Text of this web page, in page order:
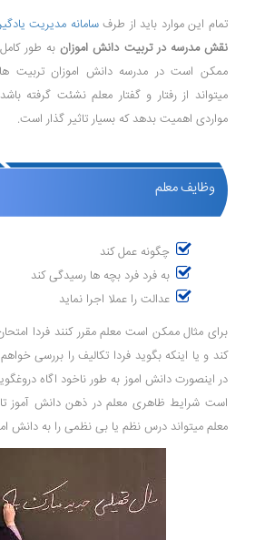
تمام این موارد باید از طرفسامانه مدیریت
نقش مدرسه در تربیت دانش اموزانبه طور
ممکن است در مدرسه دانش اموزان تربیت
میتواند از رفتار و گفتار معلم نشئت گرفته
مواردی اهمیت بدهد که بسیار تاثیر گذار است.
وظایف معلم
چگونه عمل کند
به فرد فرد بچه ها رسیدگی کند
عدالت را عملا اجرا نماید
برای مثال ممکن است معلم مقرر کنند فردا
کند و یا اینکه بگوید فردا تکالیف را بررسی
در اینصورت دانش اموز به طور ناخود اگاه
است شرایط ظاهری معلم در ذهن دانش آموز
معلم میتواند درس نظم یا بی نظمی را به دانش